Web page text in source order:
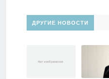
ДРУГИЕ НОВОСТИ